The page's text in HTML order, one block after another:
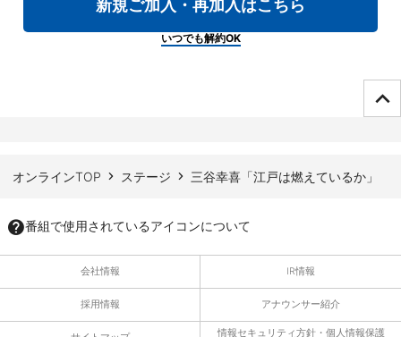
新規ご加入・再加入はこちら
いつでも解約OK
オンラインTOP ステージ 三谷幸喜「江戸は燃えているか」
番組で使用されているアイコンについて
会社情報 IR情報
採用情報 アナウンサー紹介
情報セキュリティ方針・個人情報保護